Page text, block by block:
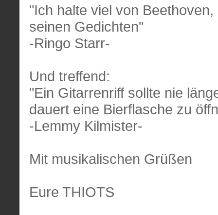
"Ich halte viel von
seinen Gedichten"
-Ringo Starr-
Und treffend:
"Ein Gitarrenriff sollte nie
dauert eine Bierflasche zu
-Lemmy Kilmister-
Mit musikalischen Grüßen
Eure THIOTS